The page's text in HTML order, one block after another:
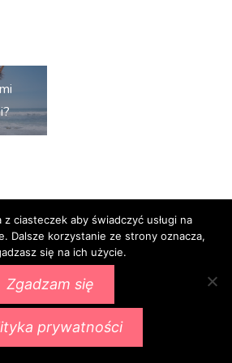
by WordPress |Theme:Ignisby
aThemes.
ciasteczek aby świadczyć usługi na
Dalsze korzystanie ze strony oznacza,
się na ich użycie.
Zgadzam się
prywatności